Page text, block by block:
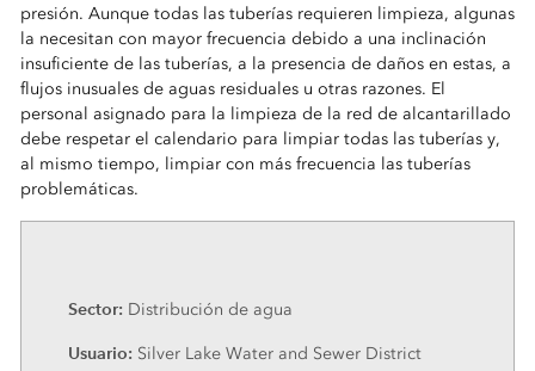
presión. Aunque todas las tuberías requieren limpieza, algunas
la necesitan con mayor frecuencia debido a una inclinación
insuficiente de las tuberías, a la presencia de daños en estas, a
flujos inusuales de aguas residuales u otras razones. El
personal asignado para la limpieza de la red de alcantarillado
debe respetar el calendario para limpiar todas las tuberías y,
al mismo tiempo, limpiar con más frecuencia las tuberías
problemáticas.
Sector: Distribución de agua
Usuario: Silver Lake Water and Sewer District